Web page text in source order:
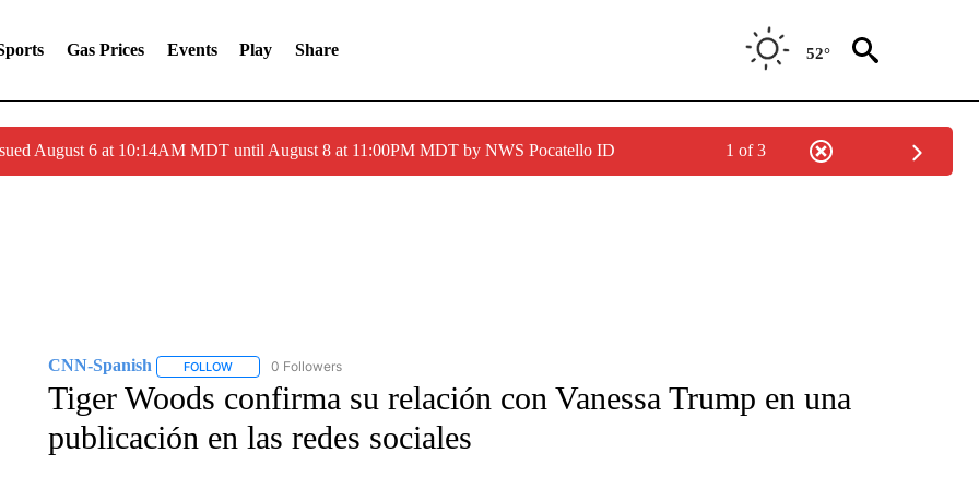
Gas Prices Events Play Share 52°
August 6 at 10:14AM MDT until August 8 at 11:00PM MDT by NWS Pocatello ID 1 of 3
CNN-Spanish FOLLOWFOLLOW "CNN-SPANISH" TO RECEIVE NOTIFICATIONS ABOUT NEW PAGES ON "CNN-SPANISH".
0 Followers
Tiger Woods confirma su relación con Vanessa Trump en una
publicación en las redes sociales